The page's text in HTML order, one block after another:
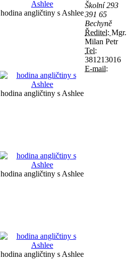
hodina angličtiny s Ashlee
hodina angličtiny s Ashlee
hodina angličtiny s Ashlee
hodina angličtiny s Ashlee
Školní 293
391 65
Bechyně
Ředitel: Mgr.
Milan Petr
Tel:
381213016
E-mail: